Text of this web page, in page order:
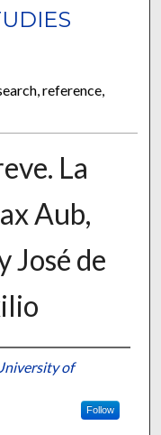
reference,
La
Aub,
José de
of
Follow